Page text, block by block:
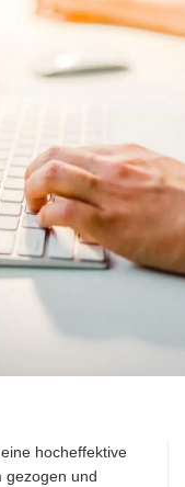
hocheffektive
gezogen und